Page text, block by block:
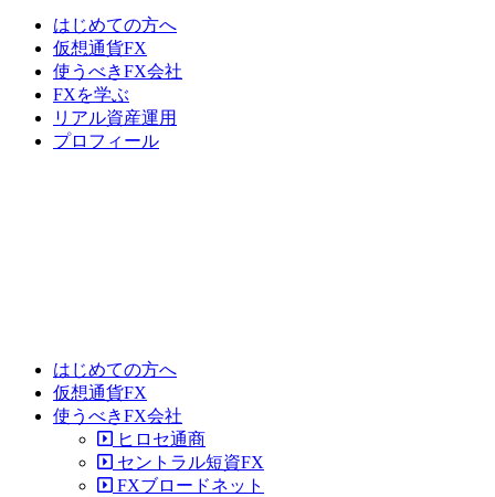
はじめての方へ
仮想通貨FX
使うべきFX会社
FXを学ぶ
リアル資産運用
プロフィール
はじめての方へ
仮想通貨FX
使うべきFX会社
ヒロセ通商
セントラル短資FX
FXブロードネット